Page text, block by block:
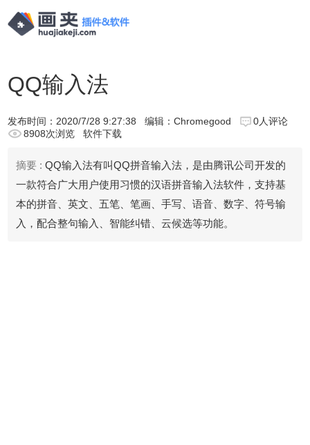
QQ输入法
发布时间： 2020/7/28 9:27:38 编辑：Chromegood
0人评论
8908次浏览
软件下载
摘要 : QQ输入法有叫QQ拼音输入法，是由腾讯公司开发的
一款符合广大用户使用习惯的汉语拼音输入法软件，支持基
本的拼音、英文、五笔、笔画、手写、语音、数字、符号输
入，配合整句输入、智能纠错、云候选等功能。